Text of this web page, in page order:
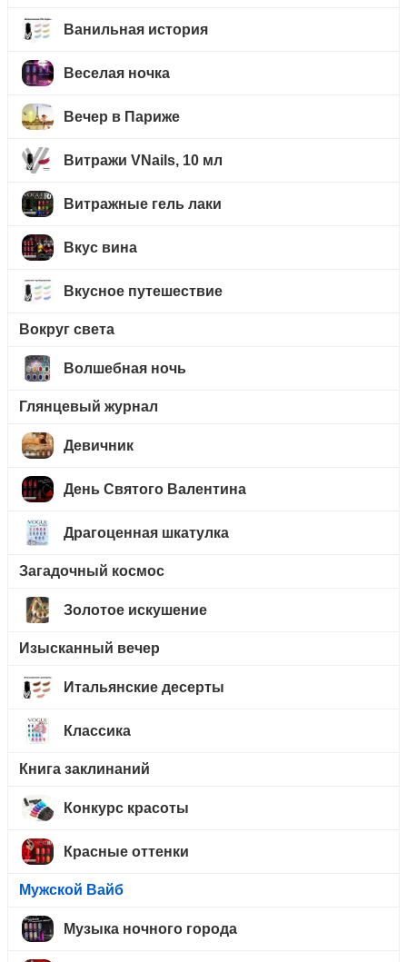
Ванильная история
Веселая ночка
Вечер в Париже
Витражи VNails, 10 мл
Витражные гель лаки
Вкус вина
Вкусное путешествие
Вокруг света
Волшебная ночь
Глянцевый журнал
Девичник
День Святого Валентина
Драгоценная шкатулка
Загадочный космос
Золотое искушение
Изысканный вечер
Итальянские десерты
Классика
Книга заклинаний
Конкурс красоты
Красные оттенки
Мужской Вайб
Музыка ночного города